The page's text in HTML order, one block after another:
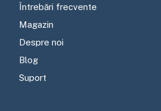
Întrebări frecvente
Magazin
Despre noi
Blog
Suport